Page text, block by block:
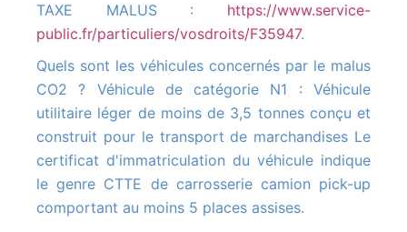
TAXE MALUS : https://www.service-
public.fr/particuliers/vosdroits/F35947.
Quels sont les véhicules concernés par le malus
CO2 ? Véhicule de catégorie N1 : Véhicule
utilitaire léger de moins de 3,5 tonnes conçu et
construit pour le transport de marchandises Le
certificat d'immatriculation du véhicule indique
le genre CTTE de carrosserie camion pick-up
comportant au moins 5 places assises.